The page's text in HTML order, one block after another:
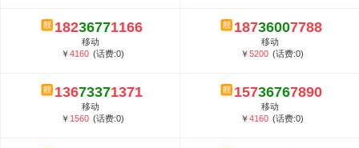
18236771166
移动
￥4160 (话费:0)
18736007788
移动
￥5200 (话费:0)
13673371371
移动
￥ 1560 (话费:0)
15736767890
移动
￥4160 (话费:0)